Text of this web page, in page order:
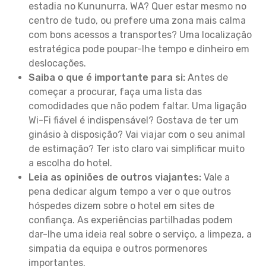
estadia no Kununurra, WA? Quer estar mesmo no
centro de tudo, ou prefere uma zona mais calma
com bons acessos a transportes? Uma localização
estratégica pode poupar-lhe tempo e dinheiro em
deslocações.
Saiba o que é importante para si: Antes de
começar a procurar, faça uma lista das
comodidades que não podem faltar. Uma ligação
Wi-Fi fiável é indispensável? Gostava de ter um
ginásio à disposição? Vai viajar com o seu animal
de estimação? Ter isto claro vai simplificar muito
a escolha do hotel.
Leia as opiniões de outros viajantes: Vale a
pena dedicar algum tempo a ver o que outros
hóspedes dizem sobre o hotel em sites de
confiança. As experiências partilhadas podem
dar-lhe uma ideia real sobre o serviço, a limpeza, a
simpatia da equipa e outros pormenores
importantes.